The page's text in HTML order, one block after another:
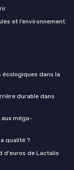
et l’environnement
dans la
durable dans
méga-
qualité ?
d'euros de Lactalis